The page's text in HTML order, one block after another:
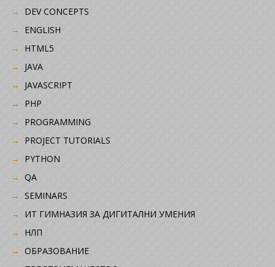
DEV CONCEPTS
ENGLISH
HTML5
JAVA
JAVASCRIPT
PHP
PROGRAMMING
PROJECT TUTORIALS
PYTHON
QA
SEMINARS
ИТ ГИМНАЗИЯ ЗА ДИГИТАЛНИ УМЕНИЯ
НЛП
ОБРАЗОВАНИЕ